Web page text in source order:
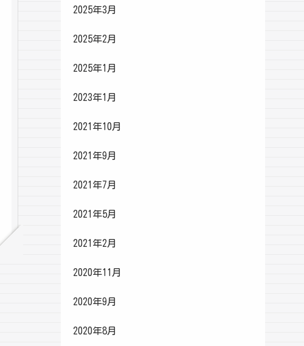
2025年3月
2025年2月
2025年1月
2023年1月
2021年10月
2021年9月
2021年7月
2021年5月
2021年2月
2020年11月
2020年9月
2020年8月